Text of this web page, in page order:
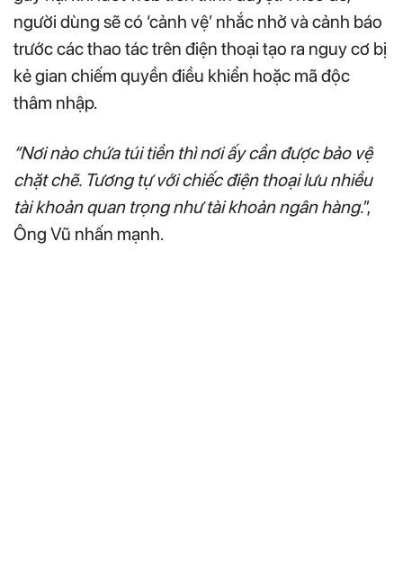
người dùng sẽ có ‘cảnh vệ’ nhắc nhở và cảnh báo
trước các thao tác trên điện thoại tạo ra nguy cơ bị
kẻ gian chiếm quyền điều khiển hoặc mã độc
thâm nhập.
“Nơi nào chứa túi tiền thì nơi ấy cần được bảo vệ
chặt chẽ. Tương tự với chiếc điện thoại lưu nhiều
tài khoản quan trọng như tài khoản ngân hàng.”,
Ông Vũ nhấn mạnh.